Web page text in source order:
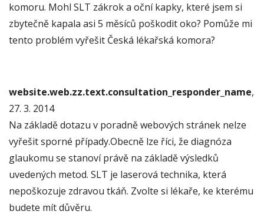
komoru. Mohl SLT zákrok a oční kapky, které jsem si
zbytečně kapala asi 5 měsíců poškodit oko? Pomůže mi
tento problém vyřešit Česká lékařská komora?
website.web.zz.text.consultation_responder_name,
27. 3. 2014
Na základě dotazu v poradně webových stránek nelze
vyřešit sporné případy.Obecně lze říci, že diagnóza
glaukomu se stanoví právě na základě výsledků
uvedených metod. SLT je laserová technika, která
nepoškozuje zdravou tkáň. Zvolte si lékaře, ke kterému
budete mít důvěru.